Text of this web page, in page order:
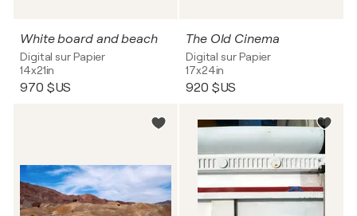
White board and beach
Digital sur Papier
14x21in
970 $US
The Old Cinema
Digital sur Papier
17x24in
920 $US